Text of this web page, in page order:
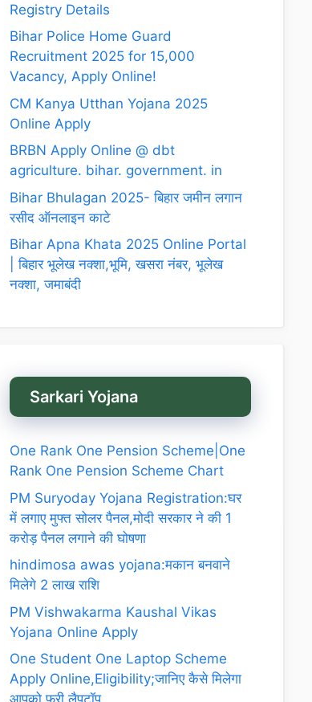
Registry Details
Bihar Police Home Guard
Recruitment 2025 for 15,000
Vacancy, Apply Online!
CM Kanya Utthan Yojana 2025
Online Apply
BRBN Apply Online @ dbt
agriculture. bihar. government. in
Bihar Bhulagan 2025- बिहार जमीन लगान
रसीद ऑनलाइन काटे
Bihar Apna Khata 2025 Online Portal
| बिहार भूलेख नक्शा,भूमि, खसरा नंबर, भूलेख
नक्शा, जमाबंदी
Sarkari Yojana
One Rank One Pension Scheme|One
Rank One Pension Scheme Chart
PM Suryoday Yojana Registration:घर
में लगाए मुफ्त सोलर पैनल,मोदी सरकार ने की 1
करोड़ पैनल लगाने की घोषणा
hindimosa awas yojana:मकान बनवाने
मिलेगे 2 लाख राशि
PM Vishwakarma Kaushal Vikas
Yojana Online Apply
One Student One Laptop Scheme
Apply Online,Eligibility;जानिए कैसे मिलेगा
आपको फ्री लैपटॉप